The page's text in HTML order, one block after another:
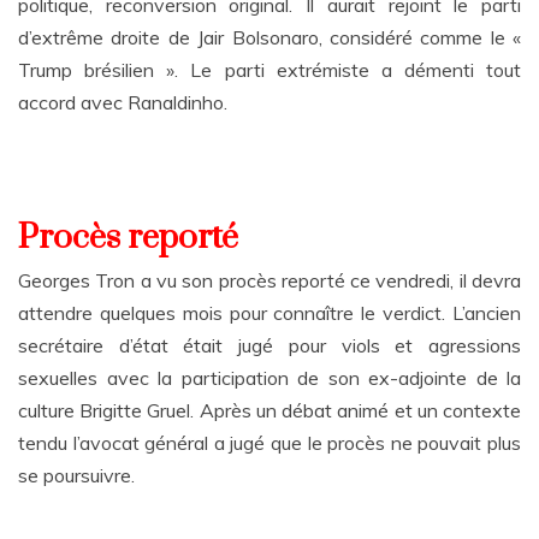
politique, reconversion original. Il aurait rejoint le parti
d’extrême droite de Jair Bolsonaro, considéré comme le «
Trump brésilien ». Le parti extrémiste a démenti tout
accord avec Ranaldinho.
Procès reporté
Georges Tron a vu son procès reporté ce vendredi, il devra
attendre quelques mois pour connaître le verdict. L’ancien
secrétaire d’état était jugé pour viols et agressions
sexuelles avec la participation de son ex-adjointe de la
culture Brigitte Gruel. Après un débat animé et un contexte
tendu l’avocat général a jugé que le procès ne pouvait plus
se poursuivre.